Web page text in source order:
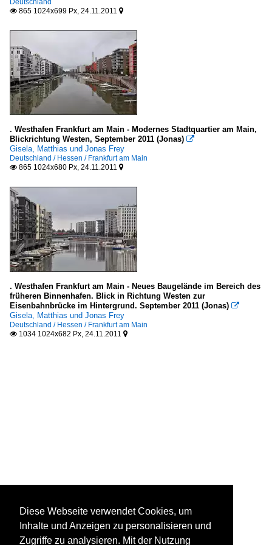
 865 1024x699 Px, 24.11.2011 
. Westhafen Frankfurt am Main - Modernes Stadtquartier am Main,
Blickrichtung Westen, September 2011 (Jonas) 
Gisela, Matthias und Jonas Frey
Deutschland / Hessen / Frankfurt am Main
 865 1024x680 Px, 24.11.2011 
. Westhafen Frankfurt am Main - Neues Baugelände im Bereich des
früheren Binnenhafen. Blick in Richtung Westen zur
Eisenbahnbrücke im Hintergrund. September 2011 (Jonas) 
Gisela, Matthias und Jonas Frey
Deutschland / Hessen / Frankfurt am Main
 1034 1024x682 Px, 24.11.2011 
Diese Webseite verwendet Cookies, um
Inhalte und Anzeigen zu personalisieren und
Zugriffe zu analysieren. Mit der Nutzung